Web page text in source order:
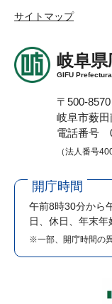
サイトマップ
岐阜県
GIFU
〒500-8570
岐阜市薮
電話番号
（法人番号
開庁時間
午前8時30分から
日、休日、年末年
※一部、開庁時間の